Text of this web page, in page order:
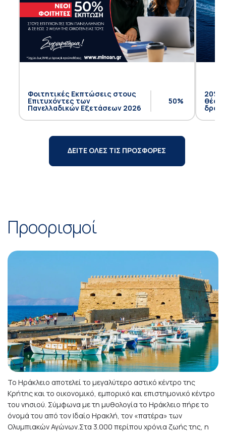
Φοιτητικές Εκπτώσεις στους
Επιτυχόντες των
Πανελλαδικών Εξετάσεων 2026
50%
20%
θέση
ΔΕΙΤΕ ΟΛΕΣ ΤΙΣ ΠΡΟΣΦΟΡΕΣ
Προορισμοί
Το Ηράκλειο αποτελεί το μεγαλύτερο αστικό κέντρο της
Κρήτης και το οικονομικό, εμπορικό και επιστημονικό κέντρο
του νησιού. Σύμφωνα με τη μυθολογία το Ηράκλειο πήρε το
όνομά του από τον Ιδαίο Ηρακλή, τον «πατέρα» των
Ολυμπιακών Αγώνων.Στα 3.000 περίπου χρόνια ζωής της, η